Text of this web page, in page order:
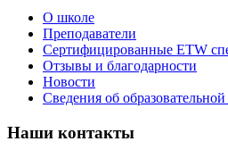
О школе
Преподаватели
Сертифицированные ETW
Отзывы и благодарности
Новости
Сведения об
Наши контакты